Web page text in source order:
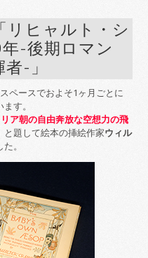
リヒャルト・シ
-後期ロマン
-」
ペースでおよそ1ヶ月ごとに
す。
ア朝の自由奔放な空想力の飛
と題して絵本の挿絵作家ウィル
。